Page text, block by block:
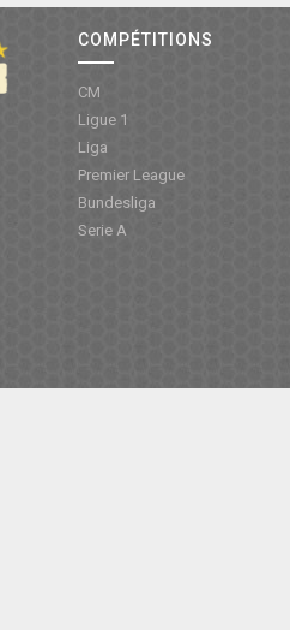
COMPÉTITIONS
CM
Ligue 1
Liga
Premier League
Bundesliga
Serie A